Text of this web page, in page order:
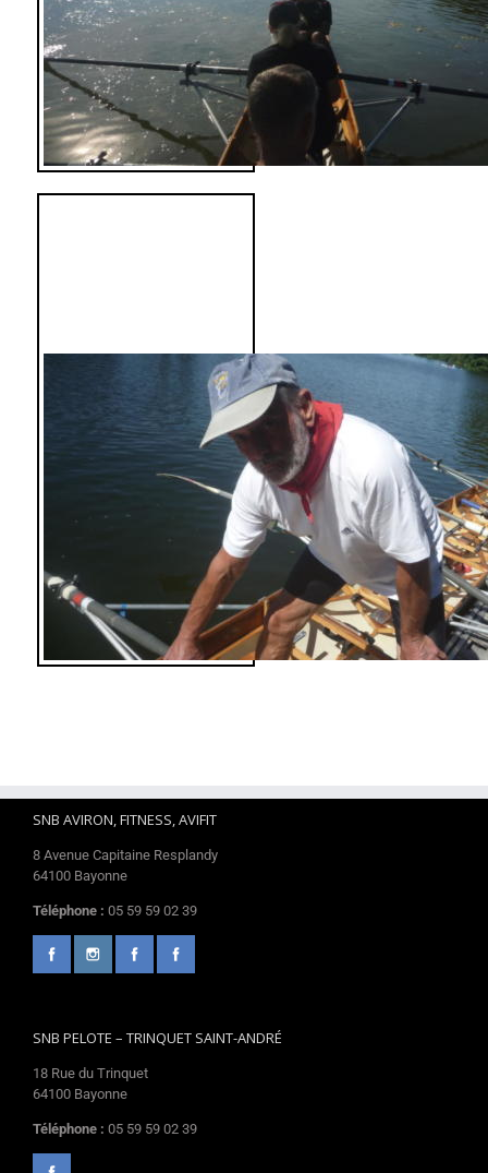
SNB AVIRON, FITNESS, AVIFIT
8 Avenue Capitaine Resplandy
64100 Bayonne
Téléphone : 05 59 59 02 39
SNB PELOTE – TRINQUET SAINT-ANDRÉ
18 Rue du Trinquet
64100 Bayonne
Téléphone : 05 59 59 02 39